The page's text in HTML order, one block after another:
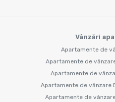
Vânzări
Apartamente de
Apartamente de
Apartamente de
Apartamente de vânzare
Apartamente de